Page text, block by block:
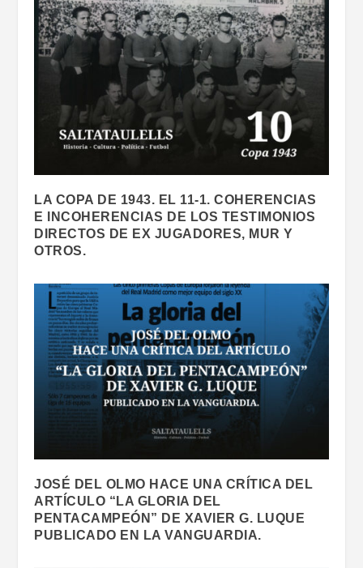
LA COPA DE 1943. EL 11-1. COHERENCIAS
E INCOHERENCIAS DE LOS TESTIMONIOS
DIRECTOS DE EX JUGADORES, MUR Y
OTROS.
JOSÉ DEL OLMO HACE UNA CRÍTICA DEL
ARTÍCULO “LA GLORIA DEL
PENTACAMPEÓN” DE XAVIER G. LUQUE
PUBLICADO EN LA VANGUARDIA.